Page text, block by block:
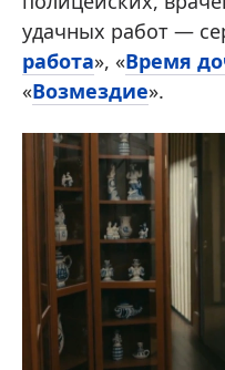
удачных работ —
работа», «Время
«Возмездие».